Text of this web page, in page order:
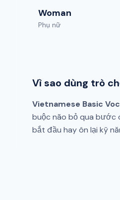
Woman
Phụ nữ
Vì sao dùng trò
Vietnamese Basic
buộc não bỏ qua bước
bắt đầu hay ôn lại kỹ